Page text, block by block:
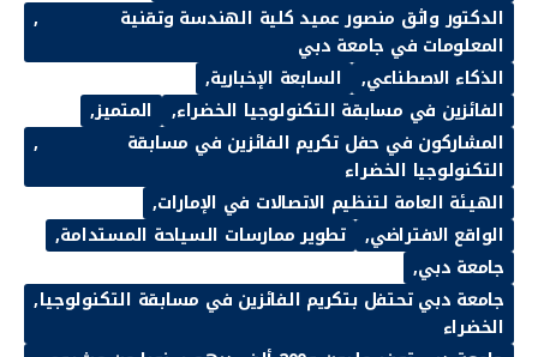
الدكتور واثق منصور عميد كلية الهندسة وتقنية
المعلومات في جامعة دبي
الذكاء الاصطناعي
السابعة الإخبارية
الفائزين في مسابقة التكنولوجيا الخضراء
المتميز
المشاركون في حفل تكريم الفائزين في مسابقة
التكنولوجيا الخضراء
الهيئة العامة لتنظيم الاتصالات في الإمارات
الواقع الافتراضي
تطوير ممارسات السياحة المستدامة
جامعة دبي
جامعة دبي تحتفل بتكريم الفائزين في مسابقة التكنولوجيا
الخضراء